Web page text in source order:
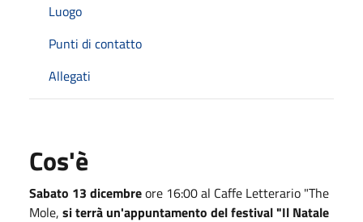
Luogo
Punti di contatto
Allegati
Cos'è
Sabato 13 dicembreore 16:00 al Caffe Letterario "The
Mole, si terrà un'appuntamento del festival "Il Natale